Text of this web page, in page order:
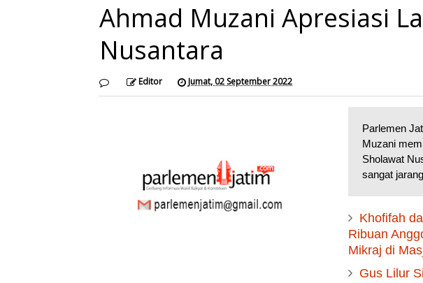
Ahmad Muzani Apresiasi
Nusantara
Editor Jumat, 02 September 2022
Parlemen
Muzani
Sholawat
sangat
Khofifah
Ribuan
Mikraj di
Gus Lilur